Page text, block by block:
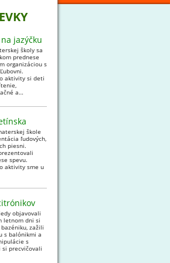
jazýčku
školy sa
prednese
organizáciou s
aktivity si deti
a…
škole
ľudových,
piesni.
spevu.
aktivity sme u
objavovali
letnom dni si
zažili
s balónikmi a
s
precvičovali